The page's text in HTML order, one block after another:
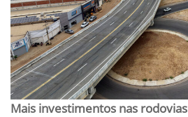
Mais investimentos nas rodovias